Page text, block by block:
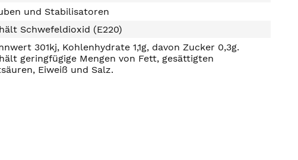
und Stabilisatoren
Schwefeldioxid (E220)
301kj, Kohlenhydrate 1,1g, davon Zucker 0,3g.
geringfügige Mengen von Fett, gesättigten
Eiweiß und Salz.